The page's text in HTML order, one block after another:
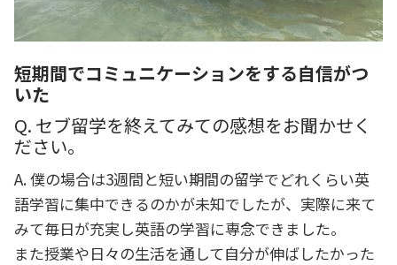
短期間でコミュニケーションをする自信がつ
いた
Q. セブ留学を終えてみての感想をお聞かせく
ださい。
A. 僕の場合は3週間と短い期間の留学でどれくらい英
語学習に集中できるのかが未知でしたが、実際に来て
みて毎日が充実し英語の学習に専念できました。
また授業や日々の生活を通して自分が伸ばしたかった